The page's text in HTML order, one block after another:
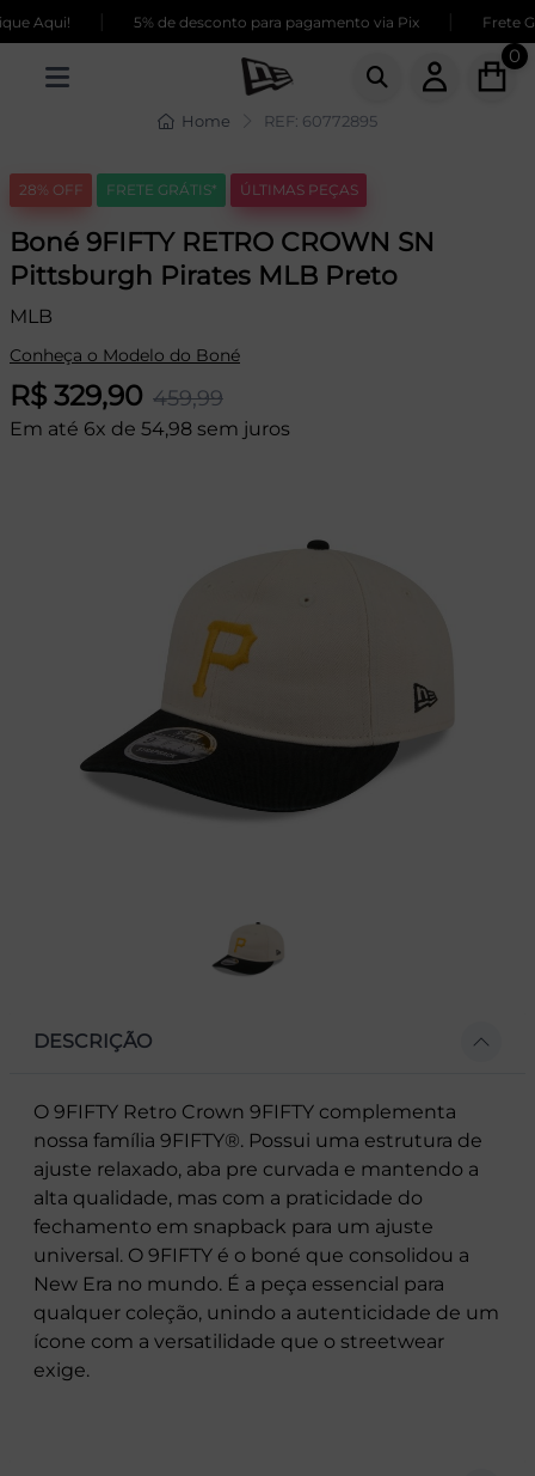
Aqui! 5% de desconto para pagamento via Pix Frete
0
Home REF: 60772895
28% OFF FRETE GRÁTIS* ÚLTIMAS PEÇAS
Boné 9FIFTY RETRO CROWN SN
Pittsburgh Pirates MLB Preto
MLB
Conheça o Modelo do Boné
R$ 329,90 459,99
Em até 6x de 54,98 sem juros
DESCRIÇÃO
O 9FIFTY Retro Crown 9FIFTY complementa
nossa família 9FIFTY®. Possui uma estrutura de
ajuste relaxado, aba pre curvada e mantendo a
alta qualidade, mas com a praticidade do
fechamento em snapback para um ajuste
universal. O 9FIFTY é o boné que consolidou a
New Era no mundo. É a peça essencial para
qualquer coleção, unindo a autenticidade de um
ícone com a versatilidade que o streetwear
exige.